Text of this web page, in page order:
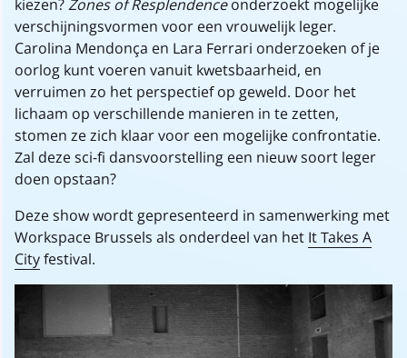
kiezen?Zones of Resplendenceonderzoekt mogelijke
verschijningsvormen voor een vrouwelijk leger.
Carolina Mendonça en Lara Ferrari onderzoeken of je
oorlog kunt voeren vanuit kwetsbaarheid, en
verruimen zo het perspectief op geweld. Door het
lichaam op verschillende manieren in te zetten,
stomen ze zich klaar voor een mogelijke confrontatie.
Zal deze sci-fi dansvoorstelling een nieuw soort leger
doen opstaan?
Deze show wordt gepresenteerd in samenwerking met
Workspace Brussels als onderdeel van het It Takes A
Cityfestival.